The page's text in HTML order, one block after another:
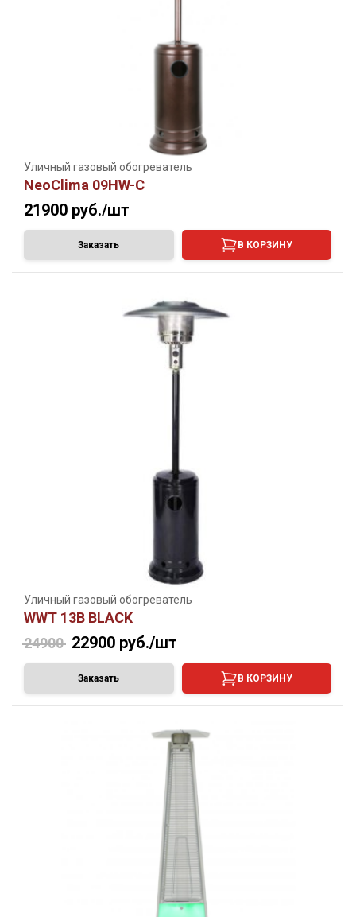
Уличный газовый обогреватель
NeoClima 09HW-С
21900 руб./шт
Заказать В КОРЗИНУ
Уличный газовый обогреватель
WWT 13B BLACK
24900 22900 руб./шт
Заказать В КОРЗИНУ